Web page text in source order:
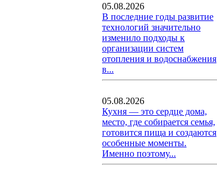
05.08.2026
В последние годы развитие
технологий значительно
изменило подходы к
организации систем
отопления и водоснабжения
в...
05.08.2026
Кухня — это сердце дома,
место, где собирается семья,
готовится пища и создаются
особенные моменты.
Именно поэтому...